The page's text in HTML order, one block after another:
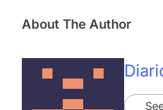
About The Author